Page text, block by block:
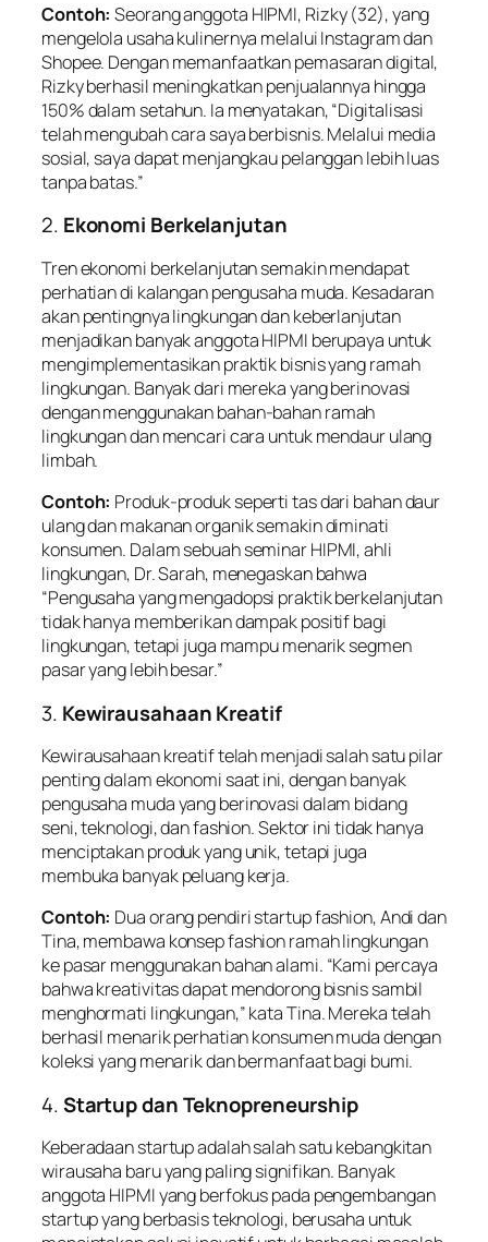
Contoh: Seorang anggota HIPMI, Rizky (32), yang
mengelola usaha kulinernya melalui Instagram dan
Shopee. Dengan memanfaatkan pemasaran digital,
Rizky berhasil meningkatkan penjualannya hingga
150% dalam setahun. Ia menyatakan, “Digitalisasi
telah mengubah cara saya berbisnis. Melalui media
sosial, saya dapat menjangkau pelanggan lebih luas
tanpa batas.”
2. Ekonomi Berkelanjutan
Tren ekonomi berkelanjutan semakin mendapat
perhatian di kalangan pengusaha muda. Kesadaran
akan pentingnya lingkungan dan keberlanjutan
menjadikan banyak anggota HIPMI berupaya untuk
mengimplementasikan praktik bisnis yang ramah
lingkungan. Banyak dari mereka yang berinovasi
dengan menggunakan bahan-bahan ramah
lingkungan dan mencari cara untuk mendaur ulang
limbah.
Contoh: Produk-produk seperti tas dari bahan daur
ulang dan makanan organik semakin diminati
konsumen. Dalam sebuah seminar HIPMI, ahli
lingkungan, Dr. Sarah, menegaskan bahwa
“Pengusaha yang mengadopsi praktik berkelanjutan
tidak hanya memberikan dampak positif bagi
lingkungan, tetapi juga mampu menarik segmen
pasar yang lebih besar.”
3. Kewirausahaan Kreatif
Kewirausahaan kreatif telah menjadi salah satu pilar
penting dalam ekonomi saat ini, dengan banyak
pengusaha muda yang berinovasi dalam bidang
seni, teknologi, dan fashion. Sektor ini tidak hanya
menciptakan produk yang unik, tetapi juga
membuka banyak peluang kerja.
Contoh: Dua orang pendiri startup fashion, Andi dan
Tina, membawa konsep fashion ramah lingkungan
ke pasar menggunakan bahan alami. “Kami percaya
bahwa kreativitas dapat mendorong bisnis sambil
menghormati lingkungan,” kata Tina. Mereka telah
berhasil menarik perhatian konsumen muda dengan
koleksi yang menarik dan bermanfaat bagi bumi.
4.Startup dan Teknopreneurship
Keberadaan startup adalah salah satu kebangkitan
wirausaha baru yang paling signifikan. Banyak
anggota HIPMI yang berfokus pada pengembangan
startup yang berbasis teknologi, berusaha untuk